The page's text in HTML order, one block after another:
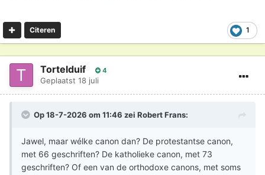
eigen gezag bepaalt wat Gods Woord is.
1
Citeren
Tortelduif 4
Geplaatst 18 juli
Op 18-7-2026 om 11:46 zei Robert Frans:
Jawel, maar wélke canon dan? De protestantse canon,
met 66 geschriften? De katholieke canon, met 73
geschriften? Of een van de orthodoxe canons, met soms